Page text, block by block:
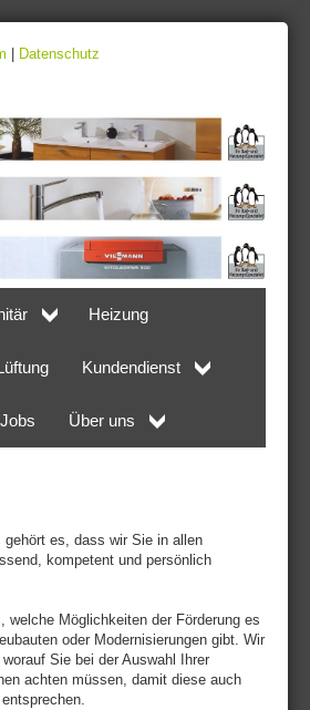
Datenschutz
Heizung
Kundendienst
Jobs Über uns
es, dass wir Sie in allen
kompetent und persönlich
welche Möglichkeiten der Förderung es
oder Modernisierungen gibt. Wir
Sie bei der Auswahl Ihrer
achten müssen, damit diese auch